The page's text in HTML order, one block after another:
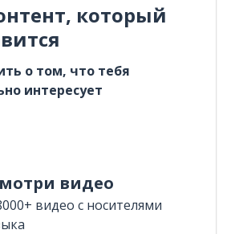
который
о том, что тебя
интересует
видео
видео с носителями